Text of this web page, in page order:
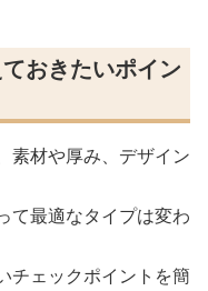
おきたいポイン
素材や厚み、デザイン
て最適なタイプは変わ
チェックポイントを簡